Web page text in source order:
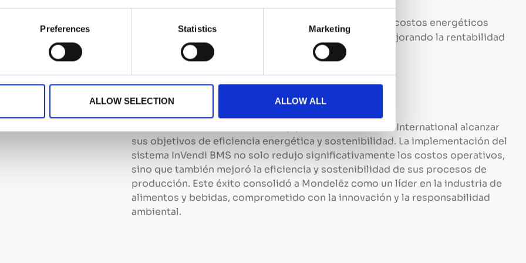
Preferences Statistics Marketing
ALLOW SELECTION ALLOW ALL
ecológicas.
Retorno de la Inversión (ROI):
La reducción en los costos energéticos
proporcionó un rápido retorno de la inversión, mejorando la rentabilidad
operativa de la planta.
Conclusión
La colaboración con Nechi Group permitió a Mondelēz International alcanzar
sus objetivos de eficiencia energética y sostenibilidad. La implementación del
sistema InVendi BMS no solo redujo significativamente los costos operativos,
sino que también mejoró la eficiencia y sostenibilidad de sus procesos de
producción. Este éxito consolidó a Mondelēz como un líder en la industria de
alimentos y bebidas, comprometido con la innovación y la responsabilidad
ambiental.